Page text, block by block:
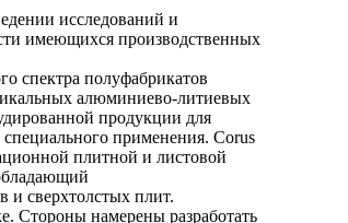
исследований и
имеющихся производственных
спектра полуфабрикатов
алюминиево-литиевых
продукции для
применения. Corus
плитной и листовой
и сверхтолстых плит.
Стороны намерены разработать